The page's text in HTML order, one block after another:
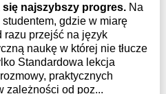
najszybszy progres. Na
gdzie w miarę
razu przejść na język
naukę w której nie tłucze
Standardowa lekcja
praktycznych
zależności od poz...